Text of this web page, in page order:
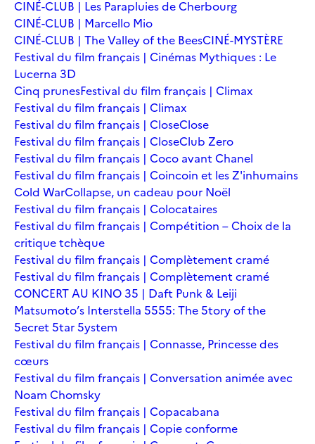
CINÉ-CLUB | Les Parapluies de Cherbourg
CINÉ-CLUB | Marcello Mio
CINÉ-CLUB | The Valley of the BeesCINÉ-MYSTÈRE
Festival du film français | Cinémas Mythiques : Le
Lucerna 3D
Cinq prunesFestival du film français | Climax
Festival du film français | Climax
Festival du film français | CloseClose
Festival du film français | CloseClub Zero
Festival du film français | Coco avant Chanel
Festival du film français | Coincoin et les Z'inhumains
Cold WarCollapse, un cadeau pour Noël
Festival du film français | Colocataires
Festival du film français | Compétition – Choix de la
critique tchèque
Festival du film français | Complètement cramé
Festival du film français | Complètement cramé
CONCERT AU KINO 35 | Daft Punk & Leiji
Matsumoto’s Interstella 5555: The 5tory of the
5ecret 5tar 5ystem
Festival du film français | Connasse, Princesse des
cœurs
Festival du film français | Conversation animée avec
Noam Chomsky
Festival du film français | Copacabana
Festival du film français | Copie conforme